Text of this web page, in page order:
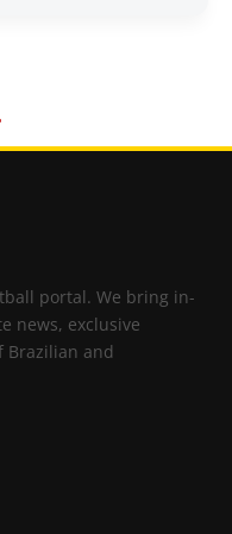
portal. We bring in-
news, exclusive
Brazilian and